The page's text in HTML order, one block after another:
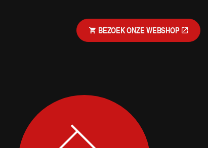
BEZOEK ONZE WEBSHOP